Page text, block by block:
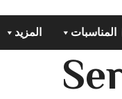
المناسبات المزيد